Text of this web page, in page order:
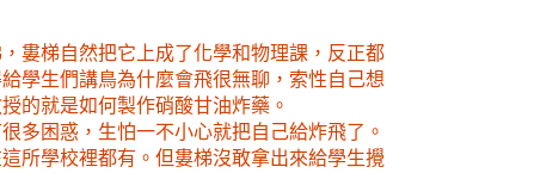
婁梯自然把它上成了化學和物理課，反正都
學生們講鳥為什麼會飛很無聊，索性自己想
的就是如何製作硝酸甘油炸藥。
多困惑，生怕一不小心就把自己給炸飛了。
所學校裡都有。但婁梯沒敢拿出來給學生攪